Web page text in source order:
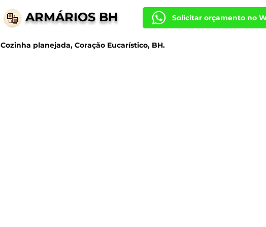
ARMÁRIOS BH Solicitar orçamento no
Cozinha planejada, Coração Eucarístico, BH.